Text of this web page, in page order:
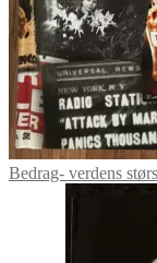
Bedrag- verdens